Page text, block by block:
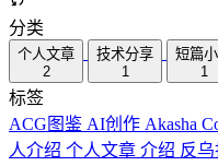
分类
个人文章
2
技术分享
1
短篇
1
标签
ACG图鉴 AI创作 Akasha
人介绍 个人文章 介绍 反